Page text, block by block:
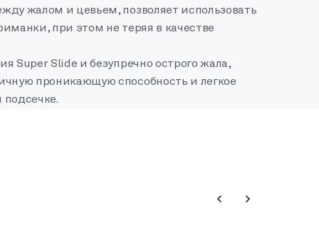
жалом и цевьем, позволяет использовать
при этом не теряя в качестве
Super Slide и безупречно острого жала,
проникающую способность и легкое